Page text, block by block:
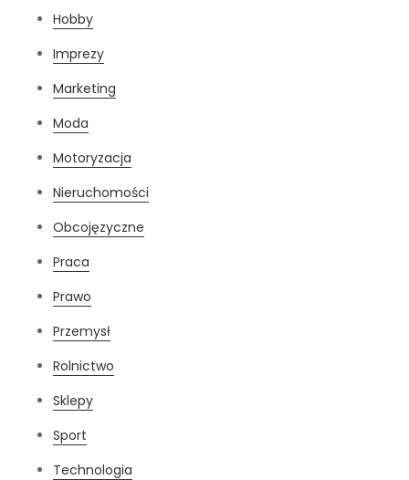
Hobby
Imprezy
Marketing
Moda
Motoryzacja
Nieruchomości
Obcojęzyczne
Praca
Prawo
Przemysł
Rolnictwo
Sklepy
Sport
Technologia